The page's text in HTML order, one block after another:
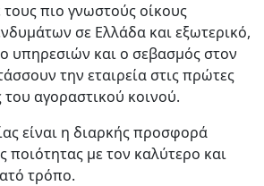
τους πιο γνωστούς οίκους
σε Ελλάδα και εξωτερικό,
υπηρεσιών και ο σεβασμός στον
την εταιρεία στις πρώτες
αγοραστικού κοινού.
είναι η διαρκής προσφορά
με τον καλύτερο και
τρόπο.